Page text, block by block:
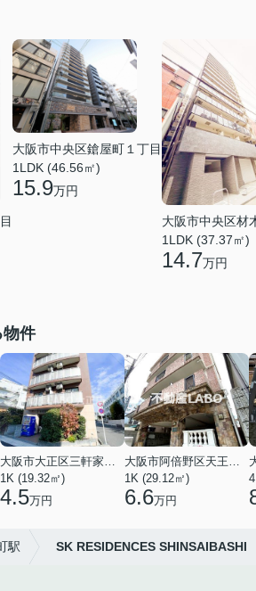
大阪市中央区鎗屋町１丁目
1LDK (46.56㎡)
15.9万円
大阪市中央区材
1LDK (37.37㎡)
14.7万円
物件
大阪市大正区三軒家東４丁目
1K (19.32㎡)
4.5万円
大阪市阿倍野区天王寺町南２丁目
1K (29.12㎡)
6.6万円
駅 SK RESIDENCES SHINSAIBASHI